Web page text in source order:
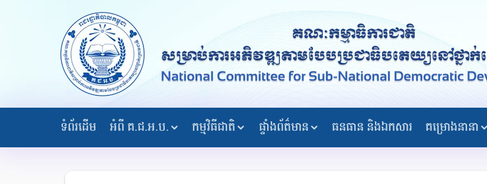
ទំព័រដើម អំពី គ.ជ.អ.ប. កម្មវិធីជាតិ ផ្ទាំងព័ត៌មាន ធនធាន និងឯកសារ គម្រោងនានា